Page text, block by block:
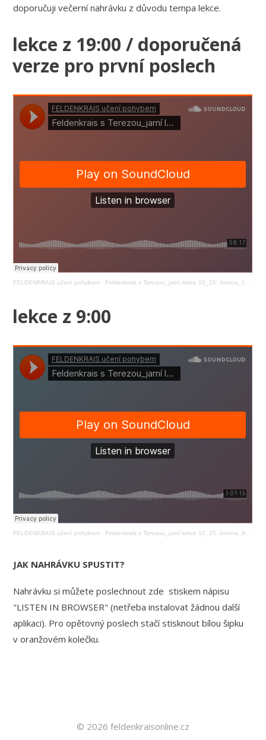
doporučuji večerní nahrávku z důvodu tempa lekce.
lekce z 19:00 / doporučená
verze pro první poslech
FELDENKRAIS učení pohybem · Feldenkrais s Terezou_jarní lekce 10_25. června_19:00
lekce z 9:00
FELDENKRAIS učení pohybem · Feldenkrais s Terezou_jarní lekce 10_25. června_9:00
JAK NAHRÁVKU SPUSTIT?
Nahrávku si můžete poslechnout zde stiskem nápisu
"LISTEN IN BROWSER" (netřeba instalovat žádnou další
aplikaci). Pro opětovný poslech stačí stisknout bílou šipku
v oranžovém kolečku.
© 2026 feldenkraisonline.cz